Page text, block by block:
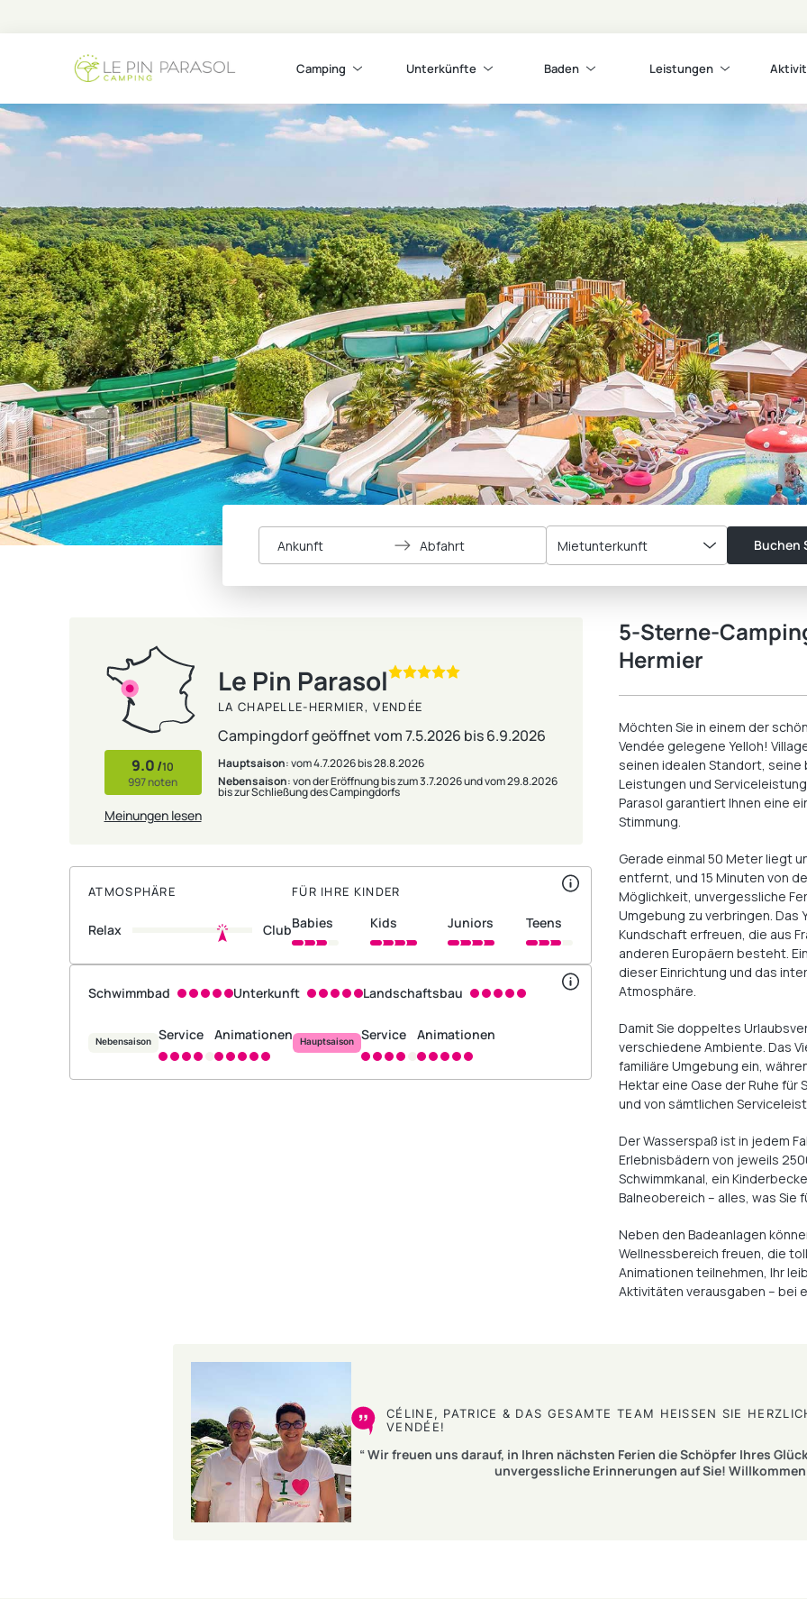
Camping Unterkünfte Baden Leistungen
Ankunft Abfahrt Mietunterkunft Buchen
9.0 /10
997 noten
Meinungen lesen
Le Pin Parasol
LA CHAPELLE-HERMIER, VENDÉE
Campingdorf geöffnet vom 7.5.2026 bis 6.9.2026
Hauptsaison: vom 4.7.2026 bis 28.8.2026
Nebensaison: von der Eröffnung bis zum 3.7.2026 und vom 29.8.2026
bis zur Schließung des Campingdorfs
ATMOSPHÄRE
Relax Club
FÜR IHRE KINDER
babies kids juniors teens
Schwimmbad Unterkunft Landschaftsbau
Nebensaison Service Animationen Hauptsaison Service Animationen
5-Sterne-
Hermier
Möchten Sie in einem der
Vendée gelegene Yelloh!
seinen idealen Standort,
Leistungen und
Parasol garantiert Ihnen eine
Stimmung.
Gerade einmal 50 Meter liegt
entfernt, und 15 Minuten von
Möglichkeit, unvergessliche
Umgebung zu verbringen. Das
Kundschaft erfreuen, die aus
anderen Europäern besteht.
dieser Einrichtung und das
Atmosphäre.
Damit Sie doppeltes
verschiedene Ambiente. Das
familiäre Umgebung ein,
Hektar eine Oase der Ruhe
und von sämtlichen
Der Wasserspaß ist in jedem
Erlebnisbädern von jeweils
Schwimmkanal, ein
Balneobereich – alles, was Sie
Neben den Badeanlagen
Wellnessbereich freuen, die
Animationen teilnehmen, Ihr
Aktivitäten verausgaben – bei
CÉLINE, PATRICE & DAS GESAMTE TEAM HEISSEN SIE
ENDÉE!
“ Wir freuen uns darauf, in Ihren nächsten Ferien die Schöpfer Ihres
unvergessliche Erinnerungen auf Sie! Willkommen